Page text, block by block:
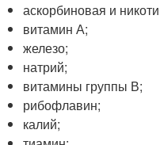
аскорбиновая и
витамин А;
железо;
натрий;
витамины группы В;
рибофлавин;
калий;